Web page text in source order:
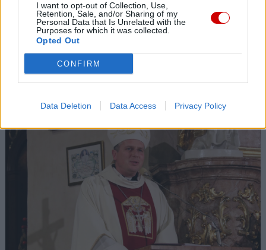
I want to opt-out of Collection, Use,
Retention, Sale, and/or Sharing of my
Personal Data that Is Unrelated with the
Purposes for which it was collected.
Opted Out
CONFIRM
Data Deletion Data Access Privacy Policy
Ministerstwo Sprawiedliwości: kościelna Komisja ds.
wykorzystania seksualnego małoletnich niezgodna z